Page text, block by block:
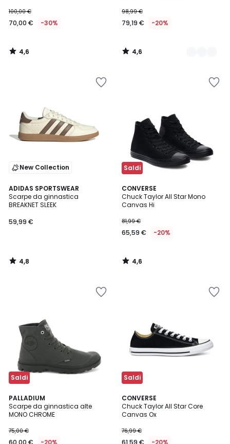
100,00 €
70,00 € -30%
4,6
/
98,99 €
79,19 € -20%
4,6
/
New Collection
ADIDAS SPORTSWEAR
Scarpe da ginnastica
BREAKNET SLEEK
59,99 €
4,8
/ 5
4,8
/
Saldi
CONVERSE
Chuck Taylor All Star Mono
Canvas Hi
81,99 €
65,59 € -20%
4,6
/ 5
4,6
/
Saldi
PALLADIUM
Scarpe da ginnastica alte
MONO CHROME
75,00 €
60,00 € -20%
4,7
/ 5
4
Colori
Saldi
CONVERSE
Chuck Taylor All Star Core
Canvas Ox
76,99 €
61,59 € -20%
5
/
5